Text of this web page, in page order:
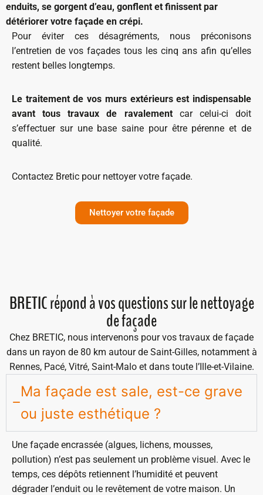
enduits, se gorgent d’eau, gonflent et finissent par
détériorer votre façade en crépi.
Pour éviter ces désagréments, nous préconisons
l’entretien de vos façades tous les cinq ans afin qu’elles
restent belles longtemps.
Le traitement de vos murs extérieurs est indispensable
avant tous travaux de ravalement car celui-ci doit
s’effectuer sur une base saine pour être pérenne et de
qualité.
Contactez Bretic pour nettoyer votre façade.
Nettoyer votre façade
BRETIC répond à vos questions sur le nettoyage
de façade
Chez BRETIC, nous intervenons pour vos travaux de façade
dans un rayon de 80 km autour de Saint-Gilles, notamment à
Rennes, Pacé, Vitré, Saint-Malo et dans toute l’Ille-et-Vilaine.
Ma façade est sale, est-ce grave
ou juste esthétique ?
Une façade encrassée (algues, lichens, mousses,
pollution) n’est pas seulement un problème visuel. Avec le
temps, ces dépôts retiennent l’humidité et peuvent
dégrader l’enduit ou le revêtement de votre maison. Un